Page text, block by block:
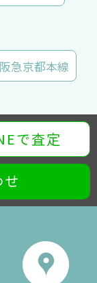
阪急京都本線
で査定